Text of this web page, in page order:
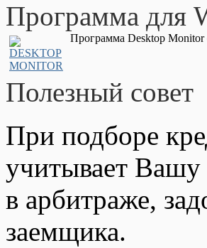
Программа для
Программа Desktop
Полезный совет
При подборе
учитывает Вашу
в арбитраже,
заемщика.